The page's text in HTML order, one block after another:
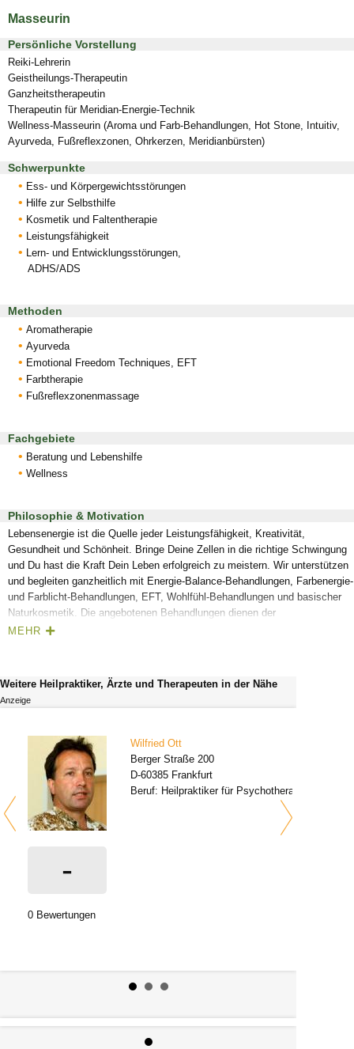
Masseurin
Persönliche Vorstellung
Reiki-Lehrerin
Geistheilungs-Therapeutin
Ganzheitstherapeutin
Therapeutin für Meridian-Energie-Technik
Wellness-Masseurin (Aroma und Farb-Behandlungen, Hot Stone, Intuitiv,
Ayurveda, Fußreflexzonen, Ohrkerzen, Meridianbürsten)
Schwerpunkte
Ess- und Körpergewichtsstörungen
Hilfe zur Selbsthilfe
Kosmetik und Faltentherapie
Leistungsfähigkeit
Lern- und Entwicklungsstörungen,
ADHS/ADS
Methoden
Aromatherapie
Ayurveda
Emotional Freedom Techniques, EFT
Farbtherapie
Fußreflexzonenmassage
Fachgebiete
Beratung und Lebenshilfe
Wellness
Philosophie & Motivation
Lebensenergie ist die Quelle jeder Leistungsfähigkeit, Kreativität,
Gesundheit und Schönheit. Bringe Deine Zellen in die richtige Schwingung
und Du hast die Kraft Dein Leben erfolgreich zu meistern. Wir unterstützen
und begleiten ganzheitlich mit Energie-Balance-Behandlungen, Farbenergie-
und Farblicht-Behandlungen, EFT, Wohlfühl-Behandlungen und basischer
Naturkosmetik. Die angebotenen Behandlungen dienen der
Gesundheitsförderung und Prävention und ersetzen weder Diagnostik noch
weder Diagnosen noch gebe ich Heilversprechen. Die angebotenen
Behandlungen können schulmedizinische Therapien positiv unterstützten.
Ich würde mich über die Zusammenarbeit mit niedergelassenen Ärzten,
MEHR
Weitere Heilpraktiker, Ärzte und Therapeuten in der Nähe
Anzeige
-
0 Bewertungen
Wilfried Ott
Berger Straße 200
D-60385 Frankfurt
Beruf: Heilpraktiker für Psychotherapie